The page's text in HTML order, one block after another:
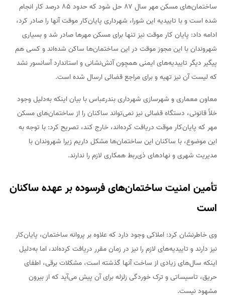
ساختمان‌های مسکن مهر سال ۸۷ حل شود که حدود ۸۵ درصد کار انجام
شده است و با تاییدیه این شورا، شهرداری پایان‌کار موقت آنها را صادر کرد،
ادامه داد: پایان کار موقت نیز تنها برای مسکن مهرها صادر شد و بسیاری
شهروندان با این مجوز موقت در این ساختمان‌ها ساکن شده‌اند و کسی هم
پیگیر دیگر تاییدیه‌های ایمنی همچون آتش‌نشانی و استاندارد آسانسور نشد
که لیست آن نیز تهیه و برای مراجع قضائی ارسال شده است.
معاون معماری و شهرسازی شهرداری بندرعباس با بیان اینکه به‌دلیل وجود
خلأ قانونی، دستگاه قضائی نیز نمی‌تواند ساکنان را از ساختمان‌های مسکن
مهر که پایان‌کار موقت دریافت کرده‌اند، خارج کند، تصریح کرد: با توجه به
این موضوع، با ساکنان این ساختمان‌ها مشکل داریم زیرا شهروندان با
مدیریت شهری و نهادهای ذی‌ربط همکاری لازم را ندارند.
تأمین امنیت ساختمان‌های فرسوده بر عهده ساکنان
است
وی خاطرنشان کرد: املاکی وجود دارد که علاوه بر پروانه ساختمان، پایان‌کار
نیز دارند و تاییدیه‌های لازم را نیز در زمان مقرر دریافت کرده‌اند، اما به‌دلیل
اینکه سال‌های زیادی از ساخت آنها گذشته است، مشکلات برقی، اطفای
حریق، تاسیساتی و ترک خوردگی زلزله برای آن پیش می‌آید که از بیرون
مشهود نیست.